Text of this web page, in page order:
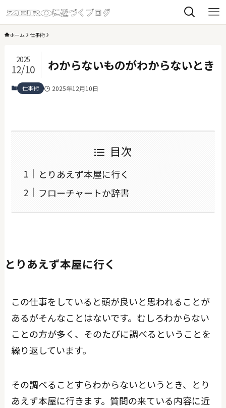
ホーム 仕事術
わからないものがわからないとき
2025
12/10
仕事術 2025年12月10日
目次
とりあえず本屋に行く
フローチャートか辞書
とりあえず本屋に行く
この仕事をしていると頭が良いと思われることが
あるがそんなことはないです。むしろわからない
ことの方が多く、そのたびに調べるということを
繰り返しています。
その調べることすらわからないというとき、とり
あえず本屋に行きます。質問の来ている内容に近